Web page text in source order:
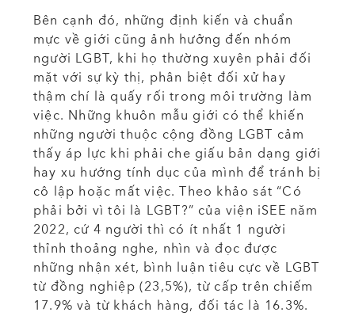
Bên cạnh đó, những định kiến và chuẩn
mực về giới cũng ảnh hưởng đến nhóm
người LGBT, khi họ thường xuyên phải đối
mặt với sự kỳ thị, phân biệt đối xử hay
thậm chí là quấy rối trong môi trường làm
việc. Những khuôn mẫu giới có thể khiến
những người thuộc cộng đồng LGBT cảm
thấy áp lực khi phải che giấu bản dạng giới
hay xu hướng tính dục của mình để tránh bị
cô lập hoặc mất việc. Theo khảo sát “Có
phải bởi vì tôi là LGBT?” của viện iSEE năm
2022, cứ 4 người thì có ít nhất 1 người
thỉnh thoảng nghe, nhìn và đọc được
những nhận xét, bình luận tiêu cực về LGBT
từ đồng nghiệp (23,5%), từ cấp trên chiếm
17.9% và từ khách hàng, đối tác là 16.3%.